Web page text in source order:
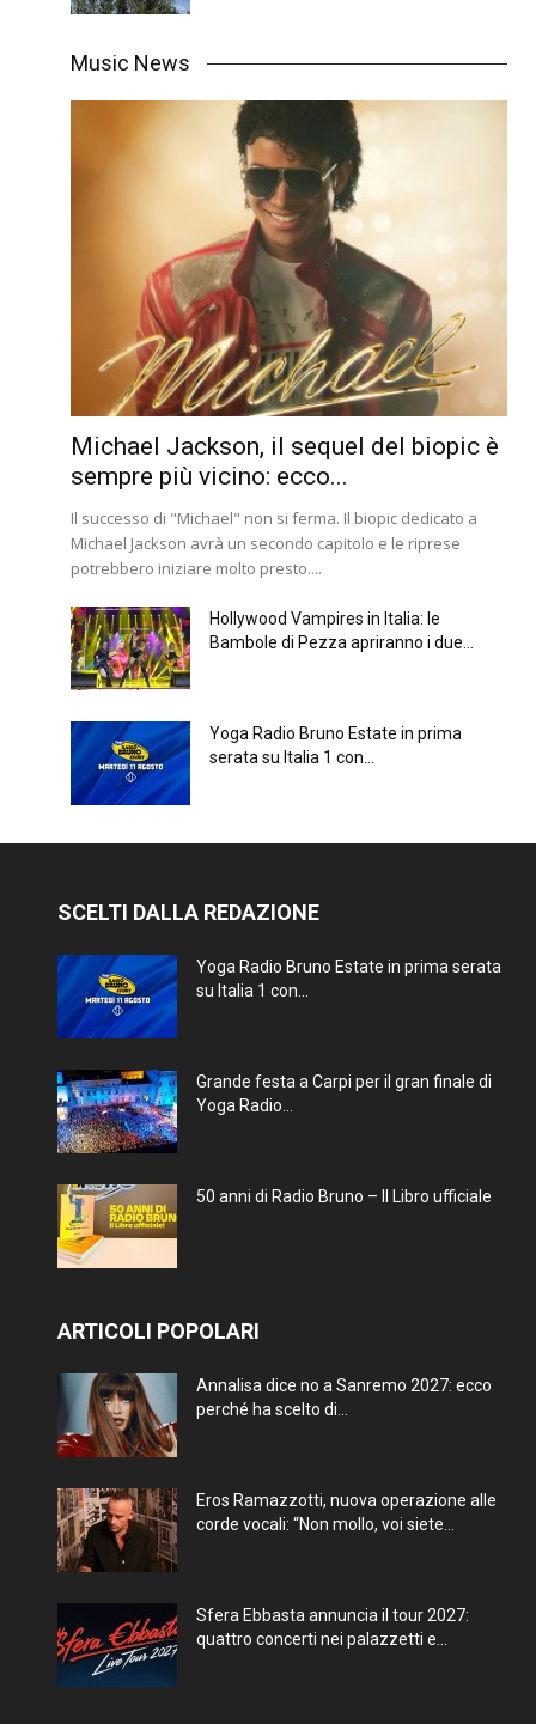
Music News
Michael Jackson, il sequel del biopic è
sempre più vicino: ecco...
Il successo di "Michael" non si ferma. Il biopic dedicato a
Michael Jackson avrà un secondo capitolo e le riprese
potrebbero iniziare molto presto....
Hollywood Vampires in Italia: le
Bambole di Pezza apriranno i due...
Yoga Radio Bruno Estate in prima
serata su Italia 1 con...
SCELTI DALLA REDAZIONE
Yoga Radio Bruno Estate in prima serata
su Italia 1 con...
Grande festa a Carpi per il gran finale di
Yoga Radio...
50 anni di Radio Bruno – Il Libro ufficiale
ARTICOLI POPOLARI
Annalisa dice no a Sanremo 2027: ecco
perché ha scelto di...
Eros Ramazzotti, nuova operazione alle
corde vocali: “Non mollo, voi siete...
Sfera Ebbasta annuncia il tour 2027:
quattro concerti nei palazzetti e...